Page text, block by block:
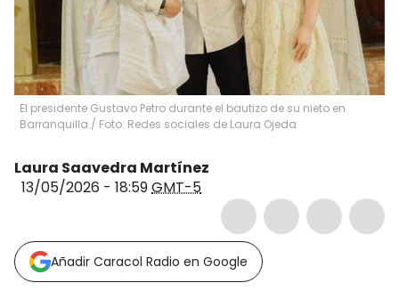
El presidente Gustavo Petro durante el bautizo de su nieto en
Barranquilla./ Foto: Redes sociales de Laura Ojeda
Laura Saavedra Martínez
13/05/2026 - 18:59GMT-5
Añadir Caracol Radio en Google